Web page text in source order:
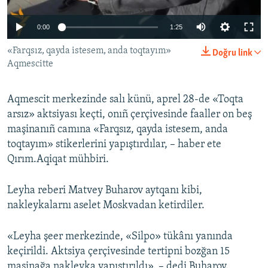
Русский
Українською
RFE/RS bütün saytları
0:00 1:25
Doğru link
«Farqsız, qayda istesem, anda toqtayım»
Aqmescitte
Aqmescit merkezinde salı künü, aprel 28-de «Toqta
arsız» aktsiyası keçti, onıñ çerçivesinde faaller on beş
maşinanıñ camına «Farqsız, qayda istesem, anda
toqtayım» stikerlerini yapıştırdılar, – haber ete
Qırım.Aqiqat mühbiri.
Leyha reberi Matvey Buharov aytqanı kibi,
nakleykalarnı aselet Moskvadan ketirdiler.
«Leyha şeer merkezinde, «Silpo» tükânı yanında
keçirildi. Aktsiya çerçivesinde tertipni bozğan 15